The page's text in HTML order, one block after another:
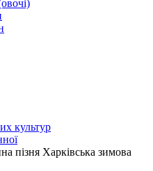
культур
пізня Харківська зимова